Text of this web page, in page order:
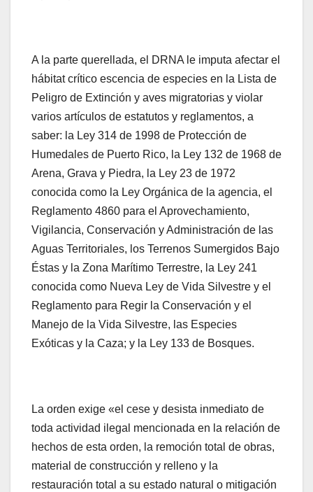
A la parte querellada, el DRNA le imputa afectar el
hábitat crítico escencia de especies en la Lista de
Peligro de Extinción y aves migratorias y violar
varios artículos de estatutos y reglamentos, a
saber: la Ley 314 de 1998 de Protección de
Humedales de Puerto Rico, la Ley 132 de 1968 de
Arena, Grava y Piedra, la Ley 23 de 1972
conocida como la Ley Orgánica de la agencia, el
Reglamento 4860 para el Aprovechamiento,
Vigilancia, Conservación y Administración de las
Aguas Territoriales, los Terrenos Sumergidos Bajo
Éstas y la Zona Marítimo Terrestre, la Ley 241
conocida como Nueva Ley de Vida Silvestre y el
Reglamento para Regir la Conservación y el
Manejo de la Vida Silvestre, las Especies
Exóticas y la Caza; y la Ley 133 de Bosques.
La orden exige «el cese y desista inmediato de
toda actividad ilegal mencionada en la relación de
hechos de esta orden, la remoción total de obras,
material de construcción y relleno y la
restauración total a su estado natural o mitigación